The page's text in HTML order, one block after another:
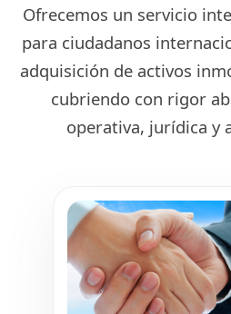
Ofrecemos un servicio
para ciudadanos
adquisición de activos
cubriendo con rigor
operativa, jurídica y